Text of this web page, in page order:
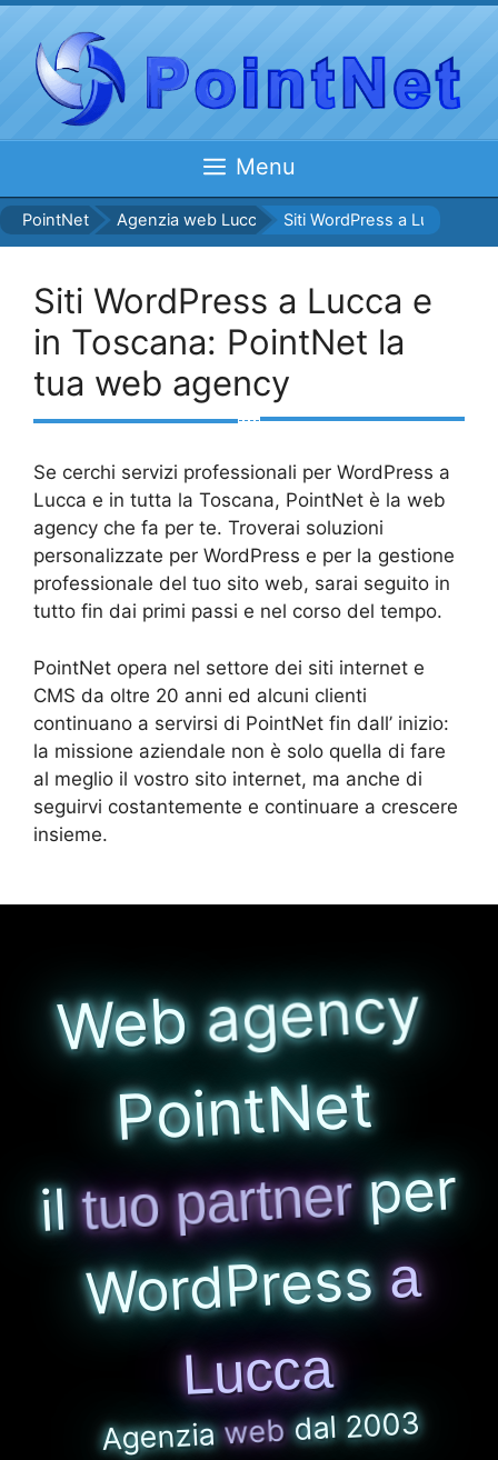
contenuto
Menu
PointNet Agenzia web Lucca: i servizi offerti.
Siti WordPress a Lucca e
Siti WordPress a Lucca e
in Toscana: PointNet la
tua web agency
Se cerchi servizi professionali per WordPress a
Lucca e in tutta la Toscana, PointNet è la web
agency che fa per te. Troverai soluzioni
personalizzate per WordPress e per la gestione
professionale del tuo sito web, sarai seguito in
tutto fin dai primi passi e nel corso del tempo.
PointNet opera nel settore dei siti internet e
CMS da oltre 20 anni ed alcuni clienti
continuano a servirsi di PointNet fin dall’ inizio:
la missione aziendale non è solo quella di fare
al meglio il vostro sito internet, ma anche di
seguirvi costantemente e continuare a crescere
insieme.
Webagency
PointNet
iltuo partnerper
WordPressa
Lucca
Agenziawebdal 2003